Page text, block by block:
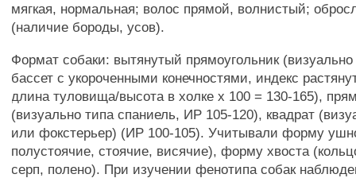
мягкая, нормальная; волос прямой, волнистый;
(наличие бороды, усов).
Формат собаки: вытянутый прямоугольник
бассет с укороченными конечностями, индекс
длина туловища/высота в холке х 100 = 130-165),
(визуально типа спаниель, ИР 105-120), квадрат
или фокстерьер) (ИР 100-105). Учитывали форму
полустоячие, стоячие, висячие), форму хвоста
серп, полено). При изучении фенотипа собак